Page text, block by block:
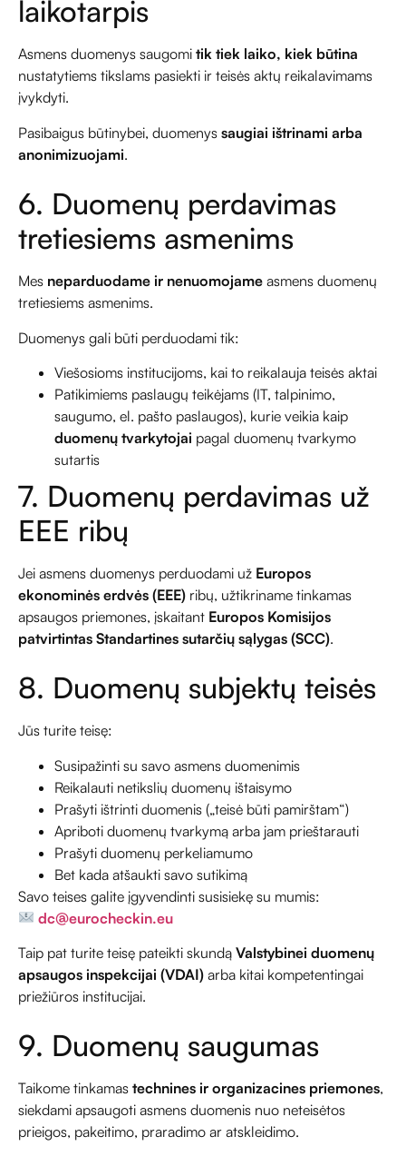
laikotarpis
Asmens duomenys saugomi tik tiek laiko, kiek būtina
nustatytiems tikslams pasiekti ir teisės aktų reikalavimams
įvykdyti.
Pasibaigus būtinybei, duomenys saugiai ištrinami arba
anonimizuojami.
6. Duomenų perdavimas
tretiesiems asmenims
Mes neparduodame ir nenuomojame asmens duomenų
tretiesiems asmenims.
Duomenys gali būti perduodami tik:
Viešosioms institucijoms, kai to reikalauja teisės aktai
Patikimiems paslaugų teikėjams (IT, talpinimo,
saugumo, el. pašto paslaugos), kurie veikia kaip
duomenų tvarkytojai pagal duomenų tvarkymo
sutartis
7. Duomenų perdavimas už
EEE ribų
Jei asmens duomenys perduodami už Europos
ekonominės erdvės (EEE) ribų, užtikriname tinkamas
apsaugos priemones, įskaitant Europos Komisijos
patvirtintas Standartines sutarčių sąlygas (SCC).
8. Duomenų subjektų teisės
Jūs turite teisę:
Susipažinti su savo asmens duomenimis
Reikalauti netikslių duomenų ištaisymo
Prašyti ištrinti duomenis („teisė būti pamirštam“)
Apriboti duomenų tvarkymą arba jam prieštarauti
Prašyti duomenų perkeliamumo
Bet kada atšaukti savo sutikimą
Savo teises galite įgyvendinti susisiekę su mumis:
dc@eurocheckin.eu
Taip pat turite teisę pateikti skundą Valstybinei duomenų
apsaugos inspekcijai (VDAI) arba kitai kompetentingai
priežiūros institucijai.
9. Duomenų saugumas
Taikome tinkamas technines ir organizacines priemones,
siekdami apsaugoti asmens duomenis nuo neteisėtos
prieigos, pakeitimo, praradimo ar atskleidimo.